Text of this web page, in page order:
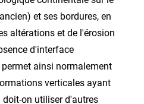
et ses bordures, en
altérations et de l'érosion
d'interface
ainsi normalement
verticales ayant
on utiliser d'autres